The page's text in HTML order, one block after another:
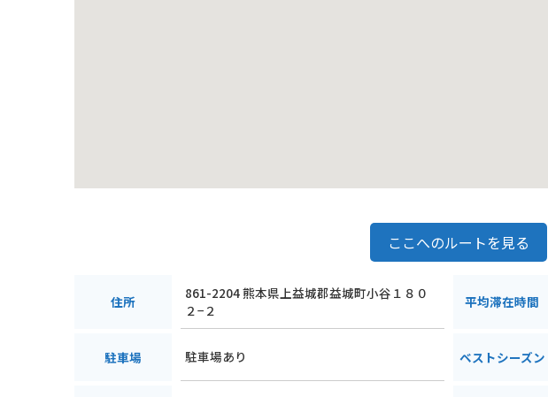
ここへのルートを見る
住所
861-2204 熊本県上益城郡益城町小谷１８０
２−２
平均滞在時間
駐車場 駐車場あり ベストシーズン